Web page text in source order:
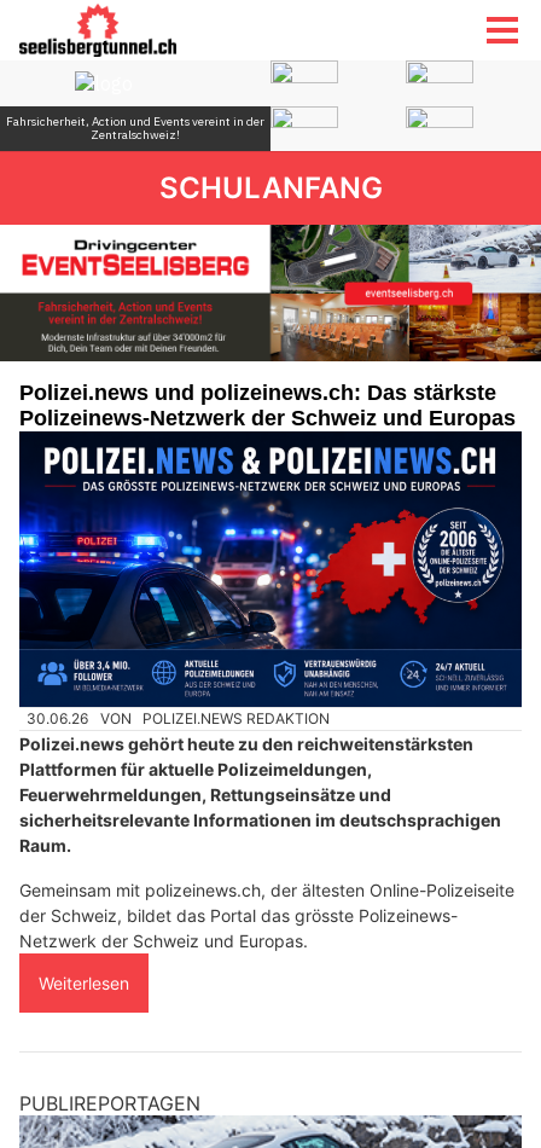
SCHULANFANG
Polizei.news und polizeinews.ch: Das stärkste
Polizeinews-Netzwerk der Schweiz und Europas
30.06.26 VON POLIZEI.NEWS REDAKTION
Polizei.news gehört heute zu den reichweitenstärksten
Plattformen für aktuelle Polizeimeldungen,
Feuerwehrmeldungen, Rettungseinsätze und
sicherheitsrelevante Informationen im deutschsprachigen
Raum.
Gemeinsam mit polizeinews.ch, der ältesten Online-Polizeiseite
der Schweiz, bildet das Portal das grösste Polizeinews-
Netzwerk der Schweiz und Europas.
Weiterlesen
PUBLIREPORTAGEN